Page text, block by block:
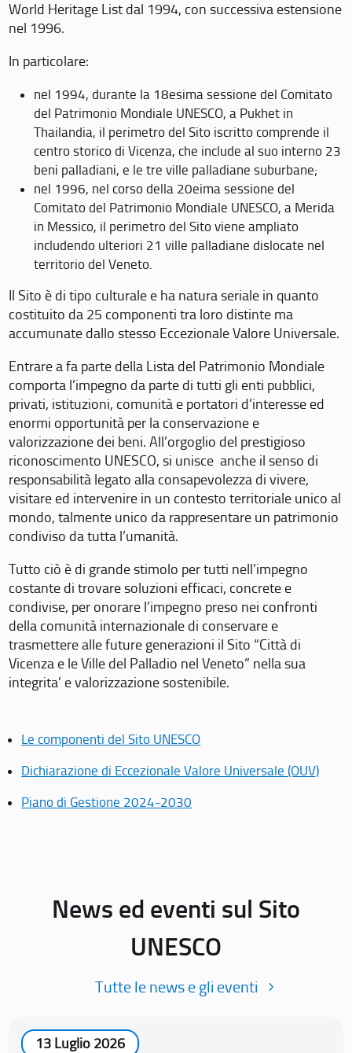
World Heritage List dal 1994, con successiva estensione
nel 1996.
In particolare:
nel 1994, durante la 18esima sessione del Comitato
del Patrimonio Mondiale UNESCO, a Pukhet in
Thailandia, il perimetro del Sito iscritto comprende il
centro storico di Vicenza, che include al suo interno 23
beni palladiani, e le tre ville palladiane suburbane;
nel 1996, nel corso della 20eima sessione del
Comitato del Patrimonio Mondiale UNESCO, a Merida
in Messico, il perimetro del Sito viene ampliato
includendo ulteriori 21 ville palladiane dislocate nel
territorio del Veneto.
Il Sito è di tipo culturale e ha natura seriale in quanto
costituito da 25 componenti tra loro distinte ma
accumunate dallo stesso Eccezionale Valore Universale.
Entrare a fa parte della Lista del Patrimonio Mondiale
comporta l’impegno da parte di tutti gli enti pubblici,
privati, istituzioni, comunità e portatori d’interesse ed
enormi opportunità per la conservazione e
valorizzazione dei beni. All’orgoglio del prestigioso
riconoscimento UNESCO, si unisce anche il senso di
responsabilità legato alla consapevolezza di vivere,
visitare ed intervenire in un contesto territoriale unico al
mondo, talmente unico da rappresentare un patrimonio
condiviso da tutta l’umanità.
Tutto ciò è di grande stimolo per tutti nell’impegno
costante di trovare soluzioni efficaci, concrete e
condivise, per onorare l’impegno preso nei confronti
della comunità internazionale di conservare e
trasmettere alle future generazioni il Sito “Città di
Vicenza e le Ville del Palladio nel Veneto” nella sua
integrita’ e valorizzazione sostenibile.
Le componenti del Sito UNESCO
Dichiarazione di Eccezionale Valore Universale (OUV)
Piano di Gestione 2024-2030
News ed eventi sul Sito
UNESCO
Tutte le news e gli eventi
13 Luglio 2026